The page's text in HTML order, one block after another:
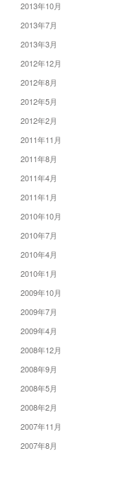
2013年10月
2013年7月
2013年3月
2012年12月
2012年8月
2012年5月
2012年2月
2011年11月
2011年8月
2011年4月
2011年1月
2010年10月
2010年7月
2010年4月
2010年1月
2009年10月
2009年7月
2009年4月
2008年12月
2008年9月
2008年5月
2008年2月
2007年11月
2007年8月